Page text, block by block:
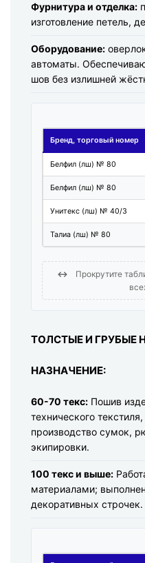
Фурнитура и отделка:
изготовление петель,
Оборудование:
автоматы.
шов без излишней
Бренд, торговый номер
Белфил (лш) № 80
Белфил (лш) № 80
Унитекс (лш) № 40/3
Талиа (лш) № 80
↔
Прокрутите
ТОЛСТЫЕ И ГРУБЫЕ
НАЗНАЧЕНИЕ:
60-70 текс: Пошив
технического
производство сумок,
экипировки.
100 текс и выше:
материалами;
декоративных строчек.